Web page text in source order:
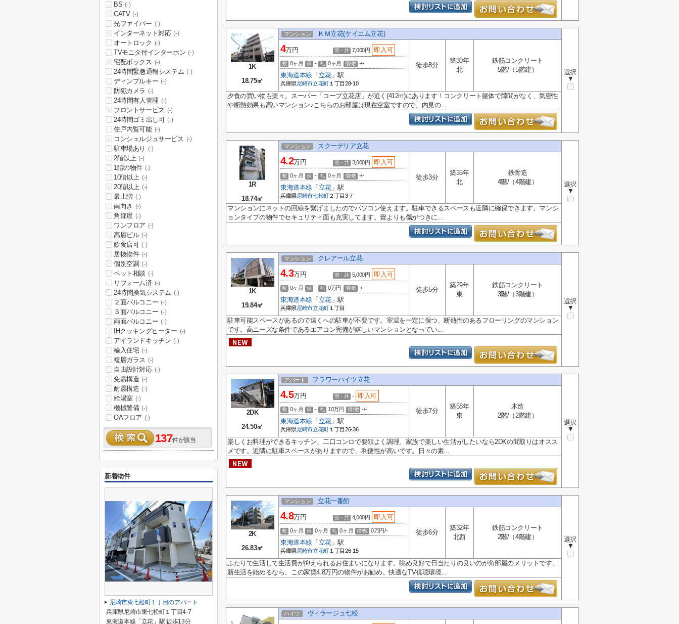
1K
18.75㎡
マンション ＫＭ立花(ケイエム立花)
選択
▼
4万円 管・共 7,000円 即入可
敷 0ヶ月 保 - 礼 0ヶ月 償/敷 -/-
東海道本線 「 立花」駅
兵庫県尼崎市立花町 １丁目28-10
徒歩8分
築30年
北
鉄筋コンクリート
5階/（5階建）
夕食の買い物も楽々。スーパー「コープ立花店」が近く(412m)にあります！コンクリート躯体で隙間がなく、気密性
や断熱効果も高いマンション♪こちらのお部屋は現在空室ですので、内見の...
1R
18.74㎡
マンション スクーデリア立花
選択
▼
4.2万円 管・共 3,000円 即入可
敷 0ヶ月 保 - 礼 0ヶ月 償/敷 -/-
東海道本線 「 立花」駅
兵庫県尼崎市七松町 ２丁目3-7
徒歩3分
築35年
北
鉄骨造
4階/（4階建）
マンションにネットの回線を繋げましたのでパソコン使えます。駐車できるスペースも近隣に確保できます。マンシ
ョンタイプの物件でセキュリティ面も充実してます。畳よりも傷がつきに...
1K
19.84㎡
マンション クレアール立花
選択
▼
4.3万円 管・共 5,000円 即入可
敷 0ヶ月 保 - 礼 0万円 償/敷 -/-
東海道本線 「 立花」駅
兵庫県尼崎市立花町 １丁目
徒歩5分
築29年
東
鉄筋コンクリート
3階/（3階建）
駐車可能スペースがあるので遠くへの駐車が不要です。室温を一定に保つ、断熱性のあるフローリングのマンション
です。高ニーズな条件であるエアコン完備が嬉しいマンションとなってい...
2DK
24.50㎡
アパート フラワーハイツ立花
選択
▼
4.5万円 管・共 - 即入可
敷 0ヶ月 保 - 礼 10万円 償/敷 -/-
東海道本線 「 立花」駅
兵庫県尼崎市立花町 １丁目26-36
徒歩7分
築58年
東
木造
2階/（2階建）
楽しくお料理ができるキッチン、二口コンロで要領よく調理。家族で楽しい生活がしたいなら2DKの間取りはオスス
メです。近隣に駐車スペースがありますので、利便性が高いです。日々の素...
2K
26.83㎡
マンション 立花一番館
選択
▼
4.8万円 管・共 4,000円 即入可
敷 0ヶ月 保 0ヶ月 礼 0ヶ月 償/敷 0万円/-
東海道本線 「 立花」駅
兵庫県尼崎市立花町 １丁目26-15
徒歩6分
築32年
北西
鉄筋コンクリート
2階/（4階建）
ふたりで生活して生活費が抑えられるお住まいになります。眺め良好で日当たりの良いのが角部屋のメリットです。
新生活を始めるなら、この家賃4.8万円の物件がお勧め。快適なTV視聴環境...
ハイツ ヴィラージュ七松
BS (-)
CATV (-)
光ファイバー (-)
インターネット対応 (-)
オートロック (-)
TVモニタ付インターホン (-)
宅配ボックス (-)
24時間緊急通報システム (-)
ディンプルキー (-)
防犯カメラ (-)
24時間有人管理 (-)
フロントサービス (-)
24時間ゴミ出し可 (-)
住戸内覧可能 (-)
コンシェルジュサービス (-)
駐車場あり (-)
2階以上 (-)
1階の物件 (-)
10階以上 (-)
20階以上 (-)
最上階 (-)
南向き (-)
角部屋 (-)
ワンフロア (-)
高層ビル (-)
飲食店可 (-)
居抜物件 (-)
個別空調 (-)
ペット相談 (-)
リフォーム済 (-)
24時間換気システム (-)
２面バルコニー (-)
３面バルコニー (-)
両面バルコニー (-)
IHクッキングヒーター (-)
アイランドキッチン (-)
輸入住宅 (-)
複層ガラス (-)
自由設計対応 (-)
免震構造 (-)
耐震構造 (-)
給湯室 (-)
機械警備 (-)
OAフロア (-)
137件が該当
新着物件
尼崎市東七松町１丁目のアパート
兵庫県尼崎市東七松町１丁目4-7
東海道本線「立花」駅 徒歩13分